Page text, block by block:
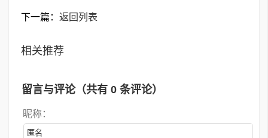
下一篇： 返回列表
相关推荐
留言与评论（共有 0 条评论）
昵称：